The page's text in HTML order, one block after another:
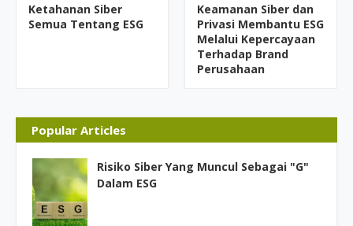
Ketahanan Siber
Semua Tentang ESG
Keamanan Siber dan
Privasi Membantu ESG
Melalui Kepercayaan
Terhadap Brand
Perusahaan
Popular Articles
Risiko Siber Yang Muncul Sebagai "G"
Dalam ESG